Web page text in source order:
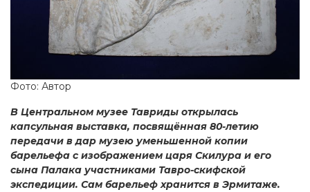
Фото: Автор
В Центральном музее Тавриды открылась
капсульная выставка, посвящённая 80-летию
передачи в дар музею уменьшенной копии
барельефа с изображением царя Скилура и его
сына Палака участниками Тавро-скифской
экспедиции. Сам барельеф хранится в Эрмитаже.